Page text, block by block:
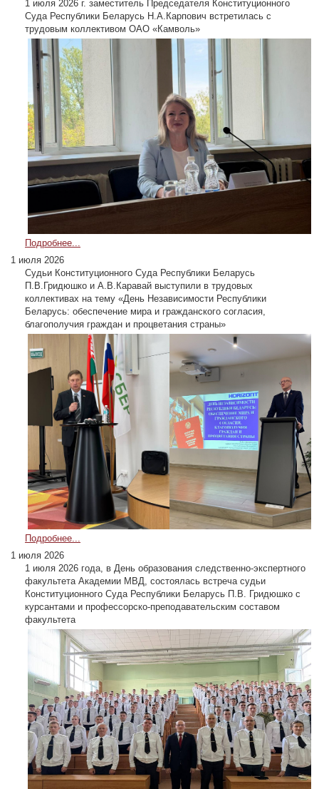
1 июля 2026 г. заместитель Председателя Конституционного
Суда Республики Беларусь Н.А.Карпович встретилась с
трудовым коллективом ОАО «Камволь»
Подробнее...
1 июля 2026
Судьи Конституционного Суда Республики Беларусь
П.В.Гридюшко и А.В.Каравай выступили в трудовых
коллективах на тему «День Независимости Республики
Беларусь: обеспечение мира и гражданского согласия,
благополучия граждан и процветания страны»
Подробнее...
1 июля 2026
1 июля 2026 года, в День образования следственно-экспертного
факультета Академии МВД, состоялась встреча судьи
Конституционного Суда Республики Беларусь П.В. Гридюшко с
курсантами и профессорско-преподавательским составом
факультета